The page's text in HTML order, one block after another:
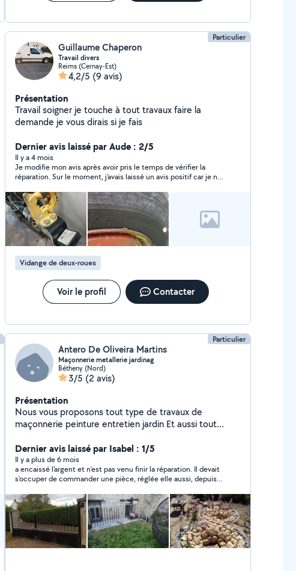
Particulier
Guillaume Chaperon
Travail divers
Reims (Cernay-Est)
4,2/5 (9 avis)
Présentation
Travail soigner je touche à tout travaux faire la
demande je vous dirais si je fais
Dernier avis laissé par Aude : 2/5
Il y a 4 mois
Je modifie mon avis après avoir pris le temps de vérifier la
réparation. Sur le moment, j’avais laissé un avis positif car je ne
Après inspection de la porte de cellule de mon camping-car, je
constate finalement que le carénage a été fissuré au niveau de
la glissière lors de l’intervention. Par ailleurs, plusieurs joints de
la porte n’ont pas été remis, ce qui rend la porte moins
étanche. Ces éléments ne m’ont pas été signalés après
l’intervention. J’ai également tenté de recontacter Guillaume
pour en discuter, mais mon numéro a été bloqué. Je trouve
cela dommage, car la communication aurait permis de régler la
situation plus correctement.
Vidange de deux-roues
Voir le profil Contacter
Particulier
Antero De Oliveira Martins
Maçonnerie metallerie jardinag
Bétheny (Nord)
3/5 (2 avis)
Présentation
Nous vous proposons tout type de travaux de
maçonnerie peinture entretien jardin Et aussi tout
Dernier avis laissé par Isabel : 1/5
Il y a plus de 6 mois
a encaissé l'argent et n'est pas venu finir la réparation. Il devait
s'occuper de commander une pièce, réglée elle aussi, depuis